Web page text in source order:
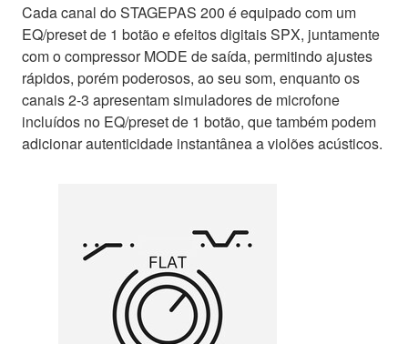
Cada canal do STAGEPAS 200 é equipado com um
EQ/preset de 1 botão e efeitos digitais SPX, juntamente
com o compressor MODE de saída, permitindo ajustes
rápidos, porém poderosos, ao seu som, enquanto os
canais 2-3 apresentam simuladores de microfone
incluídos no EQ/preset de 1 botão, que também podem
adicionar autenticidade instantânea a violões acústicos.